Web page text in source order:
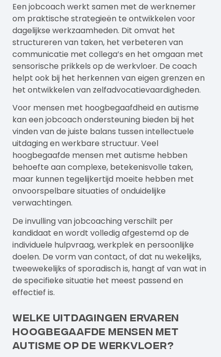
Een jobcoach werkt samen met de werknemer
om praktische strategieën te ontwikkelen voor
dagelijkse werkzaamheden. Dit omvat het
structureren van taken, het verbeteren van
communicatie met collega’s en het omgaan met
sensorische prikkels op de werkvloer. De coach
helpt ook bij het herkennen van eigen grenzen en
het ontwikkelen van zelfadvocatievaardigheden.
Voor mensen met hoogbegaafdheid en autisme
kan een jobcoach ondersteuning bieden bij het
vinden van de juiste balans tussen intellectuele
uitdaging en werkbare structuur. Veel
hoogbegaafde mensen met autisme hebben
behoefte aan complexe, betekenisvolle taken,
maar kunnen tegelijkertijd moeite hebben met
onvoorspelbare situaties of onduidelijke
verwachtingen.
De invulling van jobcoaching verschilt per
kandidaat en wordt volledig afgestemd op de
individuele hulpvraag, werkplek en persoonlijke
doelen. De vorm van contact, of dat nu wekelijks,
tweewekelijks of sporadisch is, hangt af van wat in
de specifieke situatie het meest passend en
effectief is.
Welke uitdagingen ervaren
hoogbegaafde mensen met
autisme op de werkvloer?